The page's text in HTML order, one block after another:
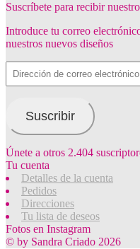
Suscríbete para recibir
Introduce tu correo
nuestros nuevos diseños
de
Suscribir
Únete a otros 2.404
Tu cuenta
Detalles de la cuenta
Pedidos
Direcciones
Tu lista de deseos
Fotos en Instagram
© by Sandra Criado 2026